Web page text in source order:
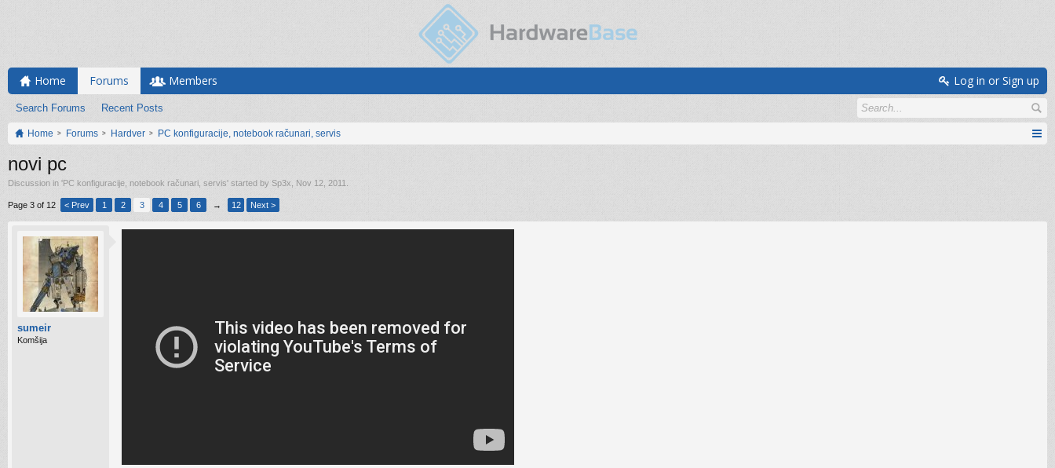
Home Forums
Search Forums Recent Posts
Members Log in or Sign up
Home Forums Hardver PC konfiguracije, notebook računari, servis
novi pc
Discussion in 'PC konfiguracije, notebook računari, servis' started by Sp3x Nov 12, 2011
Page 3 of 12 < Prev 1 2 3 4 5 6 → 12 Next >
sumeir
Komšija